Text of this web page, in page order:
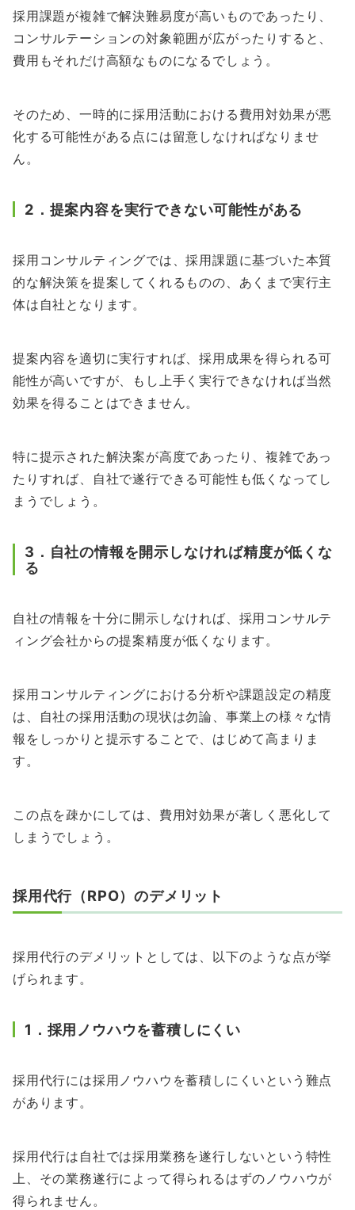
採用課題が複雑で解決難易度が高いものであったり、
コンサルテーションの対象範囲が広がったりすると、
費用もそれだけ高額なものになるでしょう。
そのため、一時的に採用活動における費用対効果が悪
化する可能性がある点には留意しなければなりませ
ん。
2．提案内容を実行できない可能性がある
採用コンサルティングでは、採用課題に基づいた本質
的な解決策を提案してくれるものの、あくまで実行主
体は自社となります。
提案内容を適切に実行すれば、採用成果を得られる可
能性が高いですが、もし上手く実行できなければ当然
効果を得ることはできません。
特に提示された解決案が高度であったり、複雑であっ
たりすれば、自社で遂行できる可能性も低くなってし
まうでしょう。
3．自社の情報を開示しなければ精度が低くな
る
自社の情報を十分に開示しなければ、採用コンサルテ
ィング会社からの提案精度が低くなります。
採用コンサルティングにおける分析や課題設定の精度
は、自社の採用活動の現状は勿論、事業上の様々な情
報をしっかりと提示することで、はじめて高まりま
す。
この点を疎かにしては、費用対効果が著しく悪化して
しまうでしょう。
採用代行（RPO）のデメリット
採用代行のデメリットとしては、以下のような点が挙
げられます。
1．採用ノウハウを蓄積しにくい
採用代行には採用ノウハウを蓄積しにくいという難点
があります。
採用代行は自社では採用業務を遂行しないという特性
上、その業務遂行によって得られるはずのノウハウが
得られません。